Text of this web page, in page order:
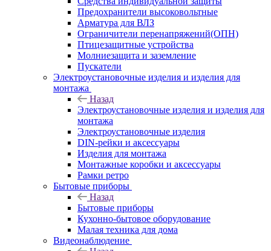
Предохранители высоковольтные
Арматура для ВЛЗ
Ограничители перенапряжений(ОПН)
Птицезащитные устройства
Молниезащита и заземление
Пускатели
Электроустановочные изделия и изделия для
монтажа
Назад
Электроустановочные изделия и изделия для
монтажа
Электроустановочные изделия
DIN-рейки и аксессуары
Изделия для монтажа
Монтажные коробки и аксессуары
Рамки ретро
Бытовые приборы
Назад
Бытовые приборы
Кухонно-бытовое оборудование
Малая техника для дома
Видеонаблюдение